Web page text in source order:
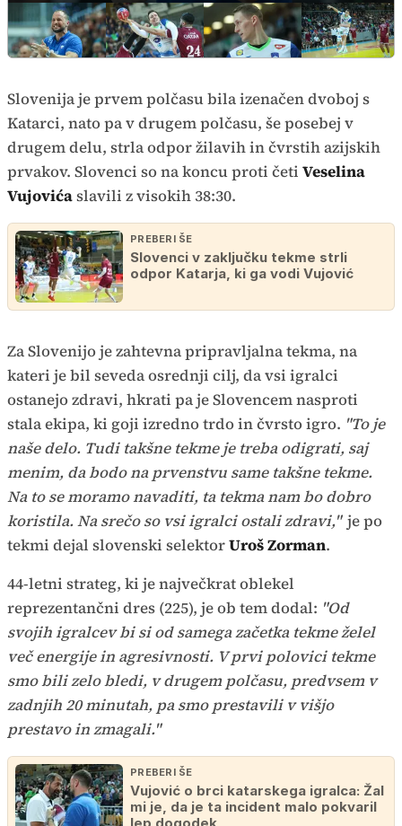
Slovenija je prvem polčasu bila izenačen dvoboj s
Katarci, nato pa v drugem polčasu, še posebej v
drugem delu, strla odpor žilavih in čvrstih azijskih
prvakov. Slovenci so na koncu proti četi Veselina
Vujovićaslavili z visokih 38:30.
PREBERI ŠE
Slovenci v zaključku tekme strli
odpor Katarja, ki ga vodi Vujović
Za Slovenijo je zahtevna pripravljalna tekma, na
kateri je bil seveda osrednji cilj, da vsi igralci
ostanejo zdravi, hkrati pa je Slovencem nasproti
stala ekipa, ki goji izredno trdo in čvrsto igro. "To je
naše delo. Tudi takšne tekme je treba odigrati, saj
menim, da bodo na prvenstvu same takšne tekme.
Na to se moramo navaditi, ta tekma nam bo dobro
koristila. Na srečo so vsi igralci ostali zdravi," je po
tekmi dejal slovenski selektorUroš Zorman.
44-letni strateg, ki je največkrat oblekel
reprezentančni dres (225), je ob tem dodal: "Od
svojih igralcev bi si od samega začetka tekme želel
več energije in agresivnosti. V prvi polovici tekme
smo bili zelo bledi, v drugem polčasu, predvsem v
zadnjih 20 minutah, pa smo prestavili v višjo
prestavo in zmagali."
PREBERI ŠE
Vujović o brci katarskega igralca: Žal
mi je, da je ta incident malo pokvaril